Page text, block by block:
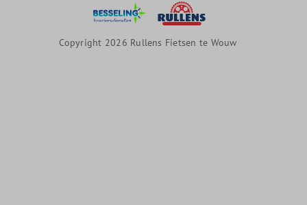
Copyright 2026 Rullens Fietsen te Wouw